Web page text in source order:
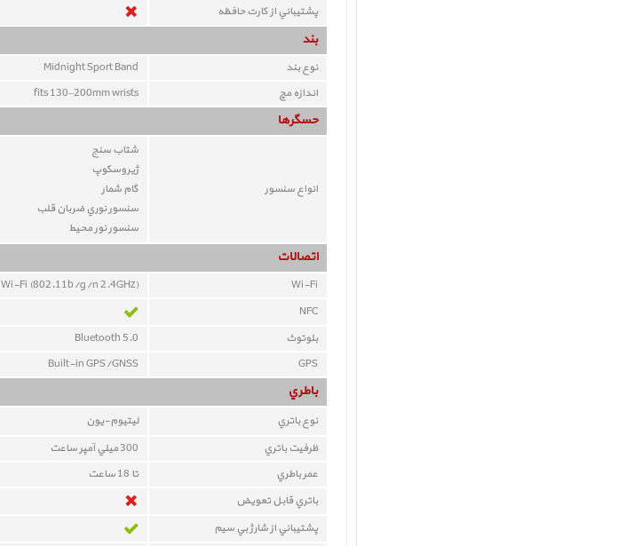
پشتيباني از کارت حافظه
بند
نوع بند
Midnight Sport Band
اندازه مچ
fits 130–200mm wrists
حسگرها
انواع سنسور
شتاب سنج
ژيروسکوپ
گام شمار
سنسور نوري ضربان قلب
سنسور نور محيط
اتصالات
Wi-Fi
Wi-Fi (802.11b/g/n 2.4GHz)
NFC
بلوتوث
Bluetooth 5.0
GPS
Built-in GPS/GNSS
باطري
نوع باتري
ليتيوم-يون
ظرفيت باتري
300 ميلي آمپر ساعت
عمر باطري
تا 18 ساعت
باتري قابل تعويض
پشتيباني از شارژ بي سيم